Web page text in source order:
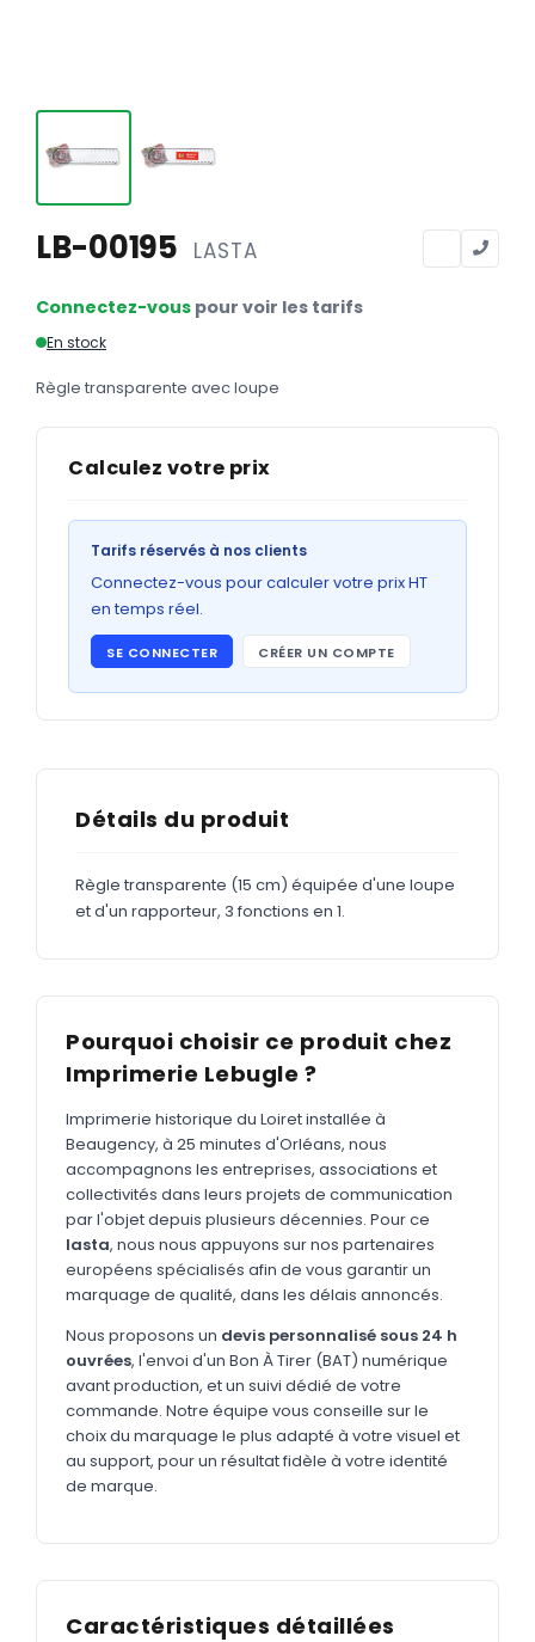
Tête de lettre
Sous-mains
Chemises
GRAND FORMAT
Abribus
ADHÉSIFS
Adhésifs vitrine
MARQUAGE TEXTILE
Tee-shirts Nouveau
Polos Nouveau
Sweatshirts
GOODIES
Catalogue complet Nouveau
Bureau & écriture
Sacs & voyages
Verres & déjeuner
Technologie
LB-00195 LASTA
Connectez-vous pour voir les tarifs
En stock
Règle transparente avec loupe
Calculez votre prix
Tarifs réservés à nos clients
Connectez-vous pour calculer votre prix HT
en temps réel.
SE CONNECTER CRÉER UN COMPTE
Détails du produit
Règle transparente (15 cm) équipée d'une loupe
et d'un rapporteur, 3 fonctions en 1.
Pourquoi choisir ce produit chez
Imprimerie Lebugle ?
Imprimerie historique du Loiret installée à
Beaugency, à 25 minutes d'Orléans, nous
accompagnons les entreprises, associations et
collectivités dans leurs projets de communication
par l'objet depuis plusieurs décennies. Pour ce
lasta, nous nous appuyons sur nos partenaires
européens spécialisés afin de vous garantir un
marquage de qualité, dans les délais annoncés.
Nous proposons un devis personnalisé sous 24 h
ouvrées, l'envoi d'un Bon À Tirer (BAT) numérique
avant production, et un suivi dédié de votre
commande. Notre équipe vous conseille sur le
choix du marquage le plus adapté à votre visuel et
au support, pour un résultat fidèle à votre identité
de marque.
Caractéristiques détaillées